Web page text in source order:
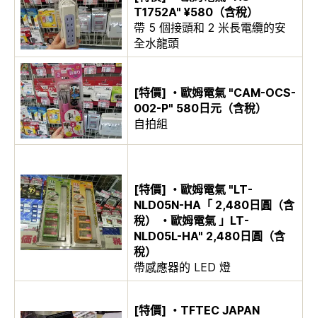
T1752A" ¥580（含稅）
帶 5 個接頭和 2 米長電纜的安
全水龍頭
[特價] ・歐姆電氣 "CAM-OCS-
002-P" 580日元（含稅）
自拍組
[特價] ・歐姆電氣 "LT-
NLD05N-HA「 2,480日圓（含
稅） ・歐姆電氣 」LT-
NLD05L-HA" 2,480日圓（含
稅）
帶感應器的 LED 燈
[特價] ・TFTEC JAPAN